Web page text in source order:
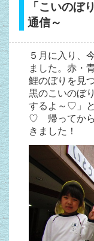
「こいのぼ
通信～
５月に入り、
ました。赤・
鯉のぼりを見
黒のこいのぼ
するよ～♡」
♡ 帰ってから
きました！